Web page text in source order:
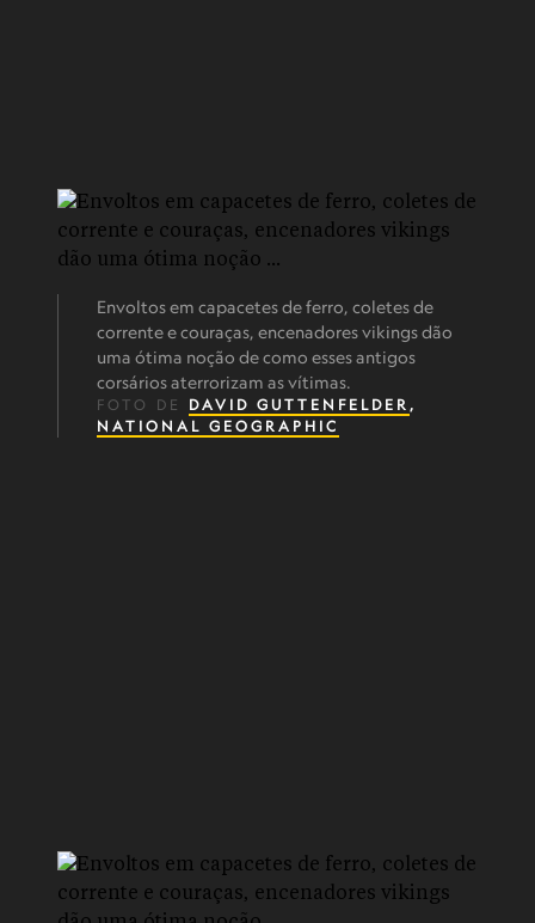
Envoltos em capacetes de ferro, coletes de
corrente e couraças, encenadores vikings dão
uma ótima noção de como esses antigos
corsários aterrorizam as vítimas.
FOTO DE DAVID GUTTENFELDER ,
NATIONAL GEOGRAPHIC